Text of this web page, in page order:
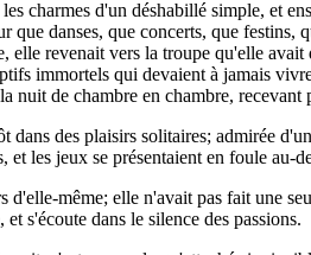
charmes d'un déshabillé simple, et
danses, que concerts, que
elle revenait vers la troupe qu'elle
immortels qui devaient à jamais
de chambre en chambre,
des plaisirs solitaires; admirée
et les jeux se présentaient en foule au-
même; elle n'avait pas fait une
s'écoute dans le silence des passions.